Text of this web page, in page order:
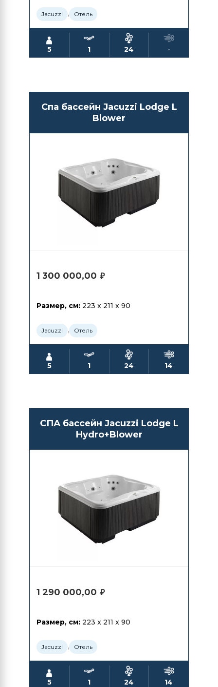
Jacuzzi , Отель
5 1 24 -
Спа бассейн Jacuzzi Lodge L
Blower
1 300 000,00 ₽
Размер, см: 223 x 211 x 90
Jacuzzi , Отель
5 1 24 14
СПА бассейн Jacuzzi Lodge L
Hydro+Blower
1 290 000,00 ₽
Размер, см: 223 x 211 x 90
Jacuzzi , Отель
5 1 24 14